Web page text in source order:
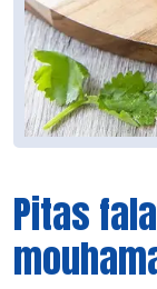
Pitas